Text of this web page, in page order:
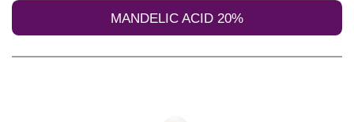
MANDELIC ACID 20%